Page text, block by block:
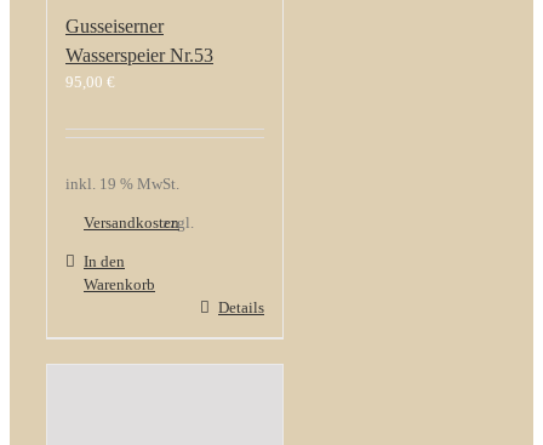
Gusseiserner
Wasserspeier Nr.53
95,00 €
inkl. 19 % MwSt.
zzgl.
Versandkosten
In den
Warenkorb
Details